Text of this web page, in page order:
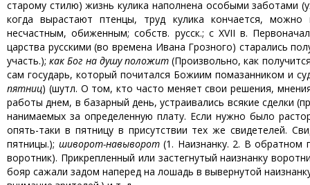
старому стилю) жизнь кулика наполнена особыми заботами
когда вырастают птенцы, труд кулика кончается,
несчастным, обиженным; собств. русск.; с XVII в.
царства русскими (во времена Ивана Грозного) старались
участь.);как Бог на душу положит (Произвольно, как
сам государь, который почитался Божиим помазанником и
пятниц) (шутл. О том, кто часто меняет свои решения,
работы днем, в базарный день, устраивались всякие сделки
нанимаемых за определенную плату. Если нужно было
опять-таки в пятницу в присутствии тех же свидетелей.
пятницы.); шиворот-навыворот(1. Наизнанку. 2. В обратном
воротник). Прикрепленный или застегнутый наизнанку
бояр сажали задом наперед на лошадь в вывернутой